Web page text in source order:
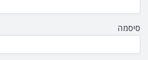
סיסמה